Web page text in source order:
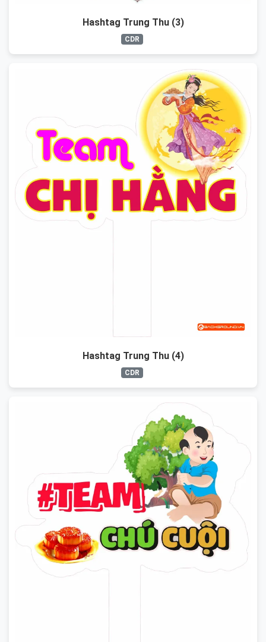
Hashtag Trung Thu (3)
CDR
Hashtag Trung Thu (4)
CDR